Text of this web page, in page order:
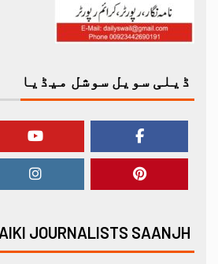
ڈیلی سویل سوشل میڈیا
JOURNALISTS SAANJH